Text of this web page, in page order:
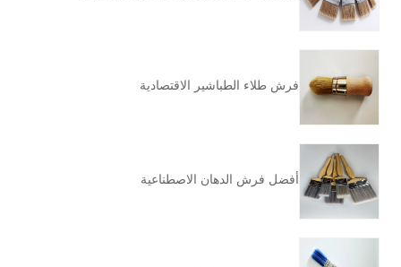
فرش طلاء الطباشير الاقتصادية
أفضل فرش الدهان الاصطناعية